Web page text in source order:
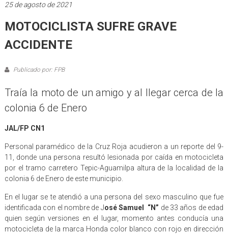
25 de agosto de 2021
MOTOCICLISTA SUFRE GRAVE
ACCIDENTE
Publicado por: FPB
Traía la moto de un amigo y al llegar cerca de la
colonia 6 de Enero
JAL/FP CN1
Personal paramédico de la Cruz Roja acudieron a un reporte del 9-
11, donde una persona resultó lesionada por caída en motocicleta
por el tramo carretero Tepic-Aguamilpa altura de la localidad de la
colonia 6 de Enero de este municipio.
En el lugar se te atendió a una persona del sexo masculino que fue
identificada con el nombre de José Samuel “N” de 33 años de edad
quien según versiones en el lugar, momento antes conducía una
motocicleta de la marca Honda color blanco con rojo en dirección